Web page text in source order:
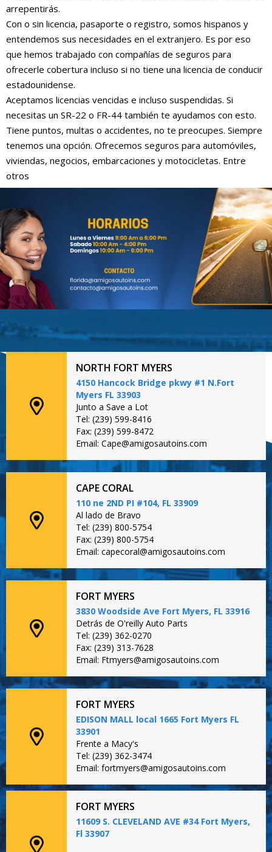
arrepentirás.
Con o sin licencia, pasaporte o registro, somos hispanos y
entendemos sus necesidades en el extranjero. Es por eso
que hemos trabajado con compañías de seguros para
ofrecerle cobertura incluso si no tiene una licencia de conducir
estadounidense.
Aceptamos licencias vencidas e incluso suspendidas. Si
necesitas un SR-22 o FR-44 también te ayudamos con esto.
Tiene puntos, multas o accidentes, no te preocupes. Siempre
tenemos una opción. Ofrecemos seguros para automóviles,
viviendas, negocios, embarcaciones y motocicletas. Entre
otros
NORTH FORT MYERS
4150 Hancock Bridge pkwy #1 N.Fort
Myers FL 33903
Junto a Save a Lot
Tel: (239) 599-8416
Fax: (239) 599-8472
Email: Cape@amigosautoins.com
CAPE CORAL
110 ne 2ND PI #104, FL 33909
Al lado de Bravo
Tel: (239) 800-5754
Fax: (239) 800-5754
Email: capecoral@amigosautoins.com
FORT MYERS
3830 Woodside Ave Fort Myers, FL 33916
Detrás de O'reilly Auto Parts
Tel: (239) 362-0270
Fax: (239) 313-7628
Email: Ftmyers@amigosautoins.com
FORT MYERS
EDISON MALL local 1665 Fort Myers FL
33901
Frente a Macy's
Tel: (239) 362-3474
Email: fortmyers@amigosautoins.com
FORT MYERS
11609 S. CLEVELAND AVE #34 Fort Myers,
Fl 33907